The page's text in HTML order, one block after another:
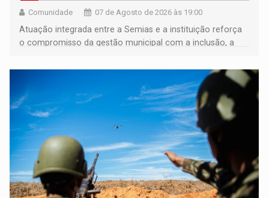
Comunidade 07 de Agosto de 2026 às 19:00
Atuação integrada entre a Semias e a instituição reforça
o compromisso da gestão municipal com a inclusão, a